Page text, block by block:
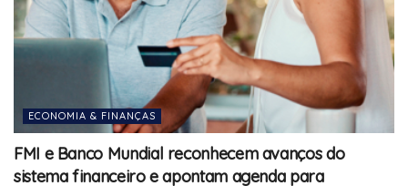
ECONOMIA & FINANÇAS
FMI e Banco Mundial reconhecem avanços do
sistema financeiro e apontam agenda para